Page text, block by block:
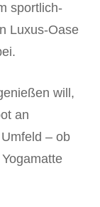
sportlich-
Luxus-Oase
will,
an
– ob